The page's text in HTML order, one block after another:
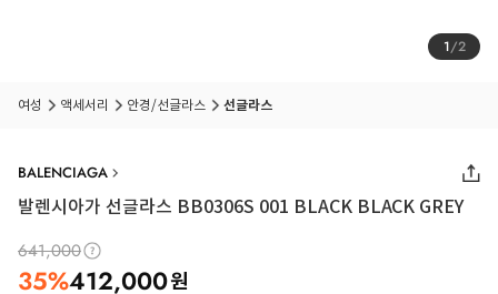
1/2
여성 액세서리 안경/선글라스 선글라스
BALENCIAGA
발렌시아가 선글라스 BB0306S 001 BLACK BLACK GREY
641,000
35%412,000원